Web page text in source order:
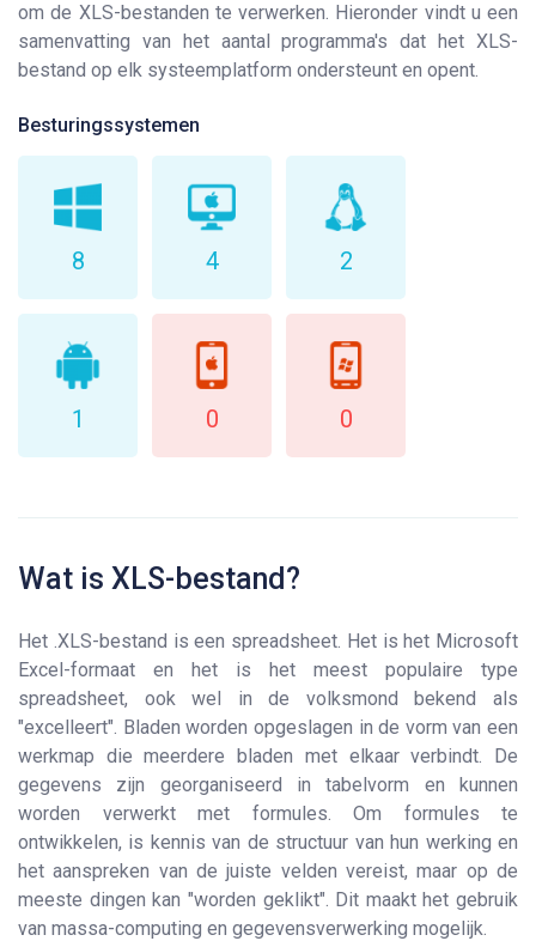
om de XLS-bestanden te verwerken. Hieronder vindt u een
samenvatting van het aantal programma's dat het XLS-
bestand op elk systeemplatform ondersteunt en opent.
Besturingssystemen
8 4 2
1 0 0
Wat is XLS-bestand?
Het .XLS-bestand is een spreadsheet. Het is het Microsoft
Excel-formaat en het is het meest populaire type
spreadsheet, ook wel in de volksmond bekend als
"excelleert". Bladen worden opgeslagen in de vorm van een
werkmap die meerdere bladen met elkaar verbindt. De
gegevens zijn georganiseerd in tabelvorm en kunnen
worden verwerkt met formules. Om formules te
ontwikkelen, is kennis van de structuur van hun werking en
het aanspreken van de juiste velden vereist, maar op de
meeste dingen kan "worden geklikt". Dit maakt het gebruik
van massa-computing en gegevensverwerking mogelijk.